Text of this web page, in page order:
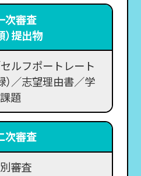
次審査
）提出物
ルフポートレート
）／志望理由書／学
題
次審査
審査